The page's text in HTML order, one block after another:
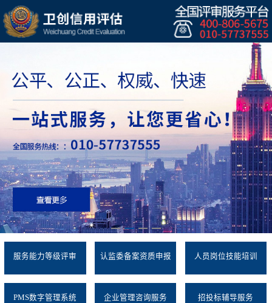
服务能力等级评审 认监委备案资质申报 人员岗位技能培训
PMS数字管理系统 企业管理咨询服务 招投标辅导服务